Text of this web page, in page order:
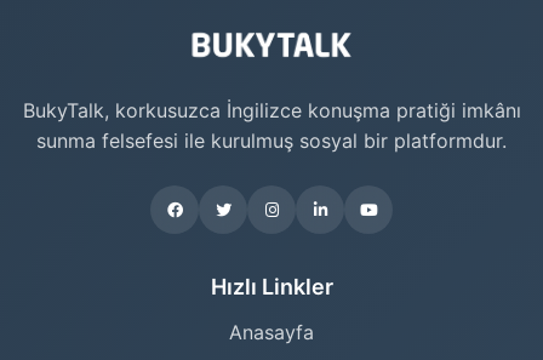
BukyTalk, korkusuzca İngilizce konuşma pratiği imkânı
sunma felsefesi ile kurulmuş sosyal bir platformdur.
Hızlı Linkler
Anasayfa